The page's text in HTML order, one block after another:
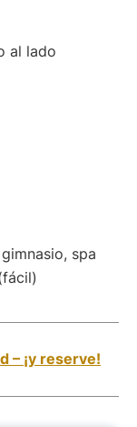
al lado
spa
– ¡y reserve!